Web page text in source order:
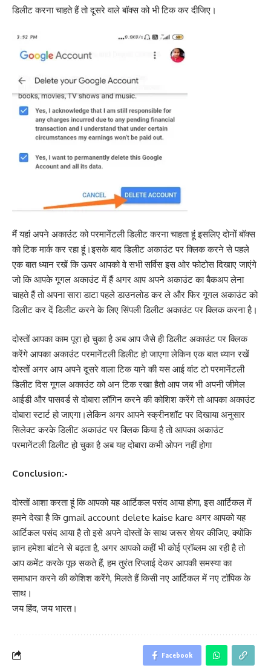
डिलीट करना चाहते हैं तो दूसरे वाले बॉक्स को भी टिक कर दीजिए।
मैं यहां अपने अकाउंट को परमानेंटली डिलीट करना चाहता हूं इसलिए दोनों बॉक्स
को टिक मार्क कर रहा हूं।इसके बाद डिलीट अकाउंट पर क्लिक करने से पहले
एक बात ध्यान रखें कि ऊपर आपको वे सभी सर्विस इस ओर फोटोस दिखाए जाएंगे
जो कि आपके गूगल अकाउंट में हैं अगर आप अपने अकाउंट का बैकअप लेना
चाहते हैं तो अपना सारा डाटा पहले डाउनलोड कर ले और फिर गूगल अकाउंट को
डिलीट कर दें डिलीट करने के लिए सिंपली डिलीट अकाउंट पर क्लिक करना है।
दोस्तों आपका काम पूरा हो चुका है अब आप जैसे ही डिलीट अकाउंट पर क्लिक
करेंगे आपका अकाउंट परमानेंटली डिलीट हो जाएगा लेकिन एक बात ध्यान रखें
दोस्तों अगर आप अपने दूसरे वाला टिक याने की यस आई वांट टो परमानेंटली
डिलीट दिस गूगल अकाउंट को अन टिक रखा हैतो आप जब भी अपनी जीमेल
आईडी और पासवर्ड से दोबारा लॉगिन करने की कोशिश करेंगे तो आपका अकाउंट
दोबारा स्टार्ट हो जाएगा।लेकिन अगर आपने स्क्रीनशॉट पर दिखाया अनुसार
सिलेक्ट करके डिलीट अकाउंट पर क्लिक किया है तो आपका अकाउंट
परमानेंटली डिलीट हो चुका है अब यह दोबारा कभी ओपन नहीं होगा
Conclusion:-
दोस्तों आशा करता हूं कि आपको यह आर्टिकल पसंद आया होगा, इस आर्टिकल में
हमने देखा है कि gmail account delete kaise kare अगर आपको यह
आर्टिकल पसंद आया है तो इसे अपने दोस्तों के साथ जरूर शेयर कीजिए, क्योंकि
ज्ञान हमेशा बांटने से बढ़ता है, अगर आपको कहीं भी कोई प्रॉब्लम आ रही है तो
आप कमेंट करके पूछ सकते हैं, हम तुरंत रिप्लाई देकर आपकी समस्या का
समाधान करने की कोशिश करेंगे, मिलते हैं किसी नए आर्टिकल में नए टॉपिक के
साथ।
जय हिंद, जय भारत।
Facebook